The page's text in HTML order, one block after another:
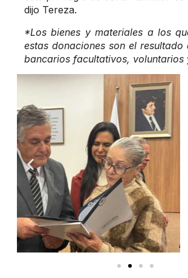
dijo Tereza.
*Los bienes y materiales a los
estas donaciones son el resultado
bancarios facultativos, voluntarios